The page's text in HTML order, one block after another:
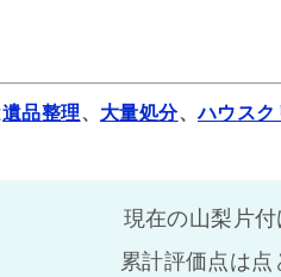
遺品整理、 大量処分、ハウスク
現在の山梨片
累計評価点は点